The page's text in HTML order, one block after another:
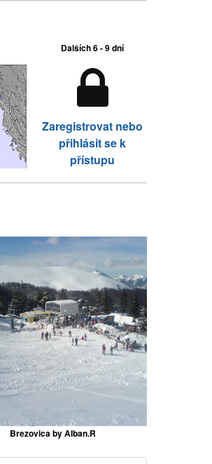
Dalších 6 - 9 dní
Zaregistrovat nebo
přihlásit se k
přístupu
Brezovica by Alban.R